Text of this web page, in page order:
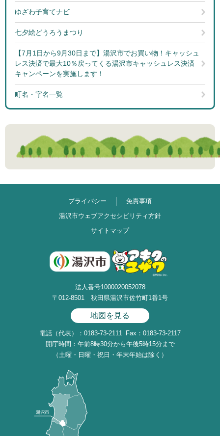
ゆざわ子育てナビ
七夕絵どうろうまつり
【7月1日から9月30日まで】湯沢市でお買い物！キャッシュ
レス決済で最大10％戻ってくる湯沢市キャッシュレス決済
キャンペーンを実施します！
町名・字名一覧
プライバシー
免責事項
湯沢市ウェブアクセシビリティ方針
サイトマップ
法人番号1000020052078
〒012-8501 秋田県湯沢市佐竹町1番1号
地図を見る
電話（代表）：0183-73-2111
Fax：0183-73-2117
開庁時間：午前8時30分から午後5時15分まで
（土曜・日曜・祝日・年末年始は除く）